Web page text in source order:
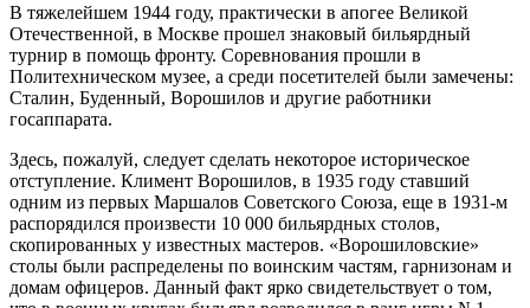
В тяжелейшем 1944 году, практически в апогее Великой
Отечественной, в Москве прошел знаковый бильярдный
турнир в помощь фронту. Соревнования прошли в
Политехническом музее, а среди посетителей были замечены:
Сталин, Буденный, Ворошилов и другие работники
госаппарата.
Здесь, пожалуй, следует сделать некоторое историческое
отступление. Климент Ворошилов, в 1935 году ставший
одним из первых Маршалов Советского Союза, еще в 1931-м
распорядился произвести 10 000 бильярдных столов,
скопированных у известных мастеров. «Ворошиловские»
столы были распределены по воинским частям, гарнизонам и
домам офицеров. Данный факт ярко свидетельствует о том,